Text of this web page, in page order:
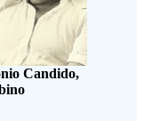
Candido,